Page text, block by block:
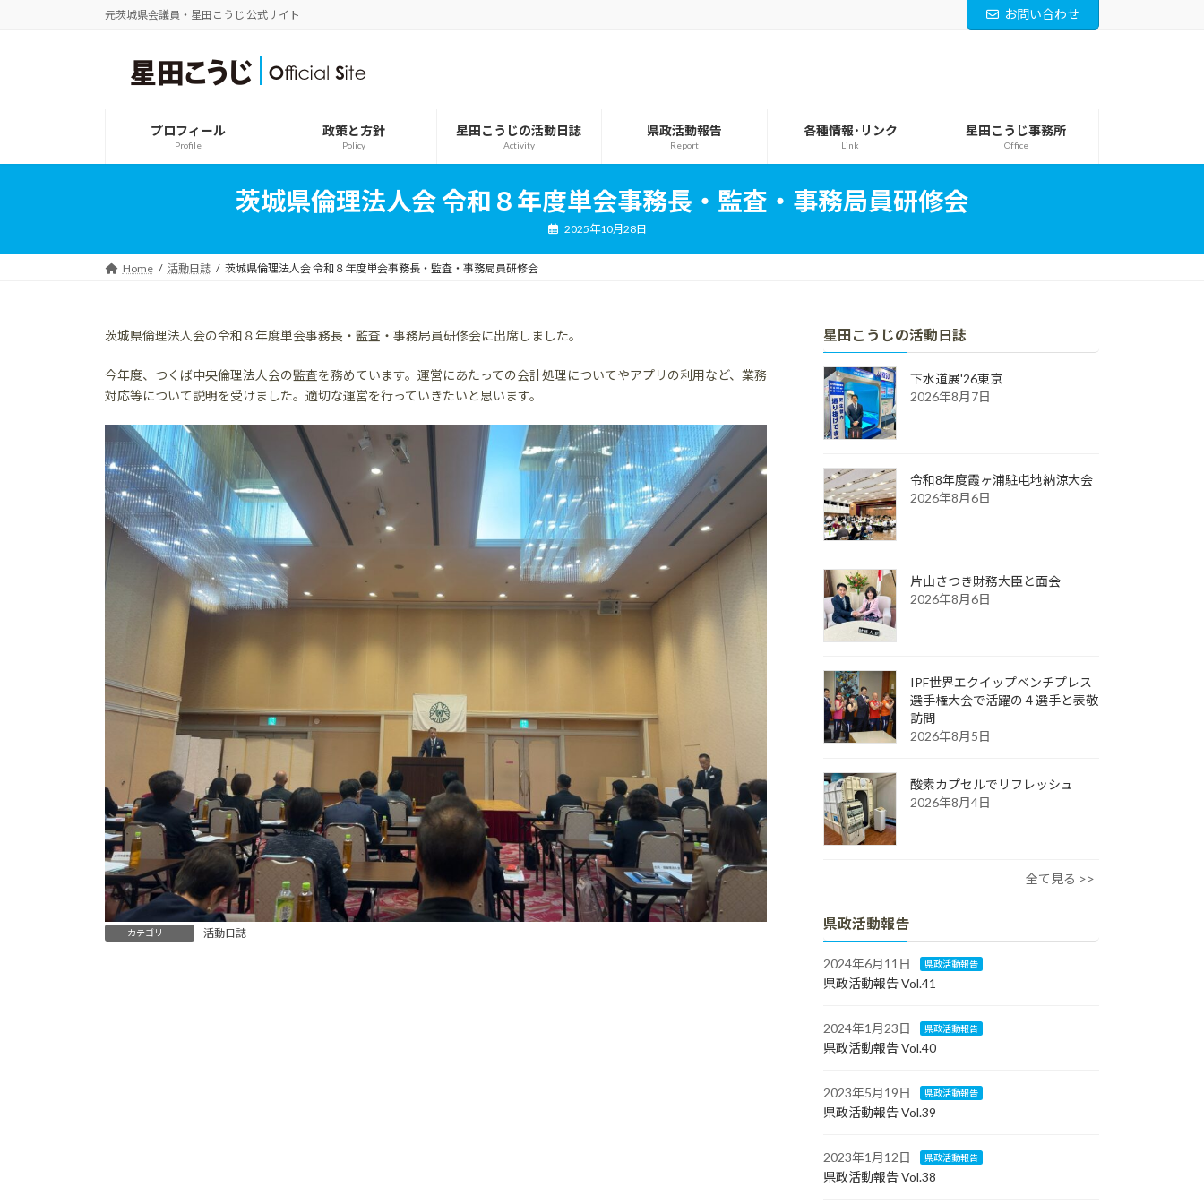
元茨城県会議員・星田こうじ 公式サイト お問い合わせ
プロフィール
Profile
政策と方針
Policy
星田こうじの活動日誌
Activity
県政活動報告
Report
各種情報･リンク
Link
星田こうじ事務所
Office
茨城県倫理法人会 令和８年度単会事務長・監査・事務局員研修会
2025年10月28日
Home 活動日誌 茨城県倫理法人会 令和８年度単会事務長・監査・事務局員研修会
茨城県倫理法人会の令和８年度単会事務長・監査・事務局員研修会に出席しました。
今年度、つくば中央倫理法人会の監査を務めています。運営にあたっての会計処理についてやアプリの利用など、業務
対応等について説明を受けました。適切な運営を行っていきたいと思います。
カテゴリー 活動日誌
星田こうじの活動日誌
下水道展'26東京
2026年8月7日
令和8年度霞ヶ浦駐屯地納涼大会
2026年8月6日
片山さつき財務大臣と面会
2026年8月6日
IPF世界エクイップベンチプレス
選手権大会で活躍の４選手と表敬
訪問
2026年8月5日
酸素カプセルでリフレッシュ
2026年8月4日
全て見る >>
県政活動報告
2024年6月11日 県政活動報告
県政活動報告 Vol.41
2024年1月23日 県政活動報告
県政活動報告 Vol.40
2023年5月19日 県政活動報告
県政活動報告 Vol.39
2023年1月12日 県政活動報告
県政活動報告 Vol.38